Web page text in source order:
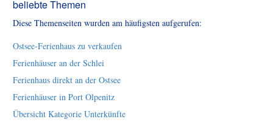
beliebte Themen
Diese Themenseiten wurden am häufigsten aufgerufen:
Ostsee-Ferienhaus zu verkaufen
Ferienhäuser an der Schlei
Ferienhaus direkt an der Ostsee
Ferienhäuser in Port Olpenitz
Übersicht Kategorie Unterkünfte